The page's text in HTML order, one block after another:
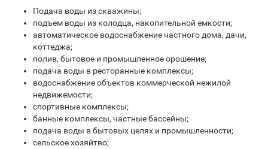
Подача воды из скважины;
подъем воды из колодца, накопительной емкости;
автоматическое водоснабжение частного дома, дачи,
коттеджа;
полив, бытовое и промышленное орошение;
подача воды в ресторанные комплексы;
водоснабжение объектов коммерческой нежилой
недвижемости;
спортивные комплексы;
банные комплексы, частные бассейны;
подача воды в бытовых целях и промышленности;
сельское хозяйтво;